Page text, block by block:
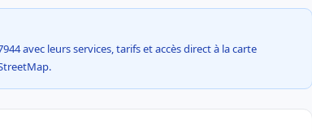
avec leurs services, tarifs et accès direct à la carte